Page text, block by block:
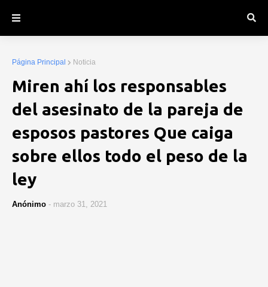
Página Principal Noticia
Miren ahí los responsables
del asesinato de la pareja de
esposos pastores Que caiga
sobre ellos todo el peso de la
ley
Anónimo - marzo 31, 2021